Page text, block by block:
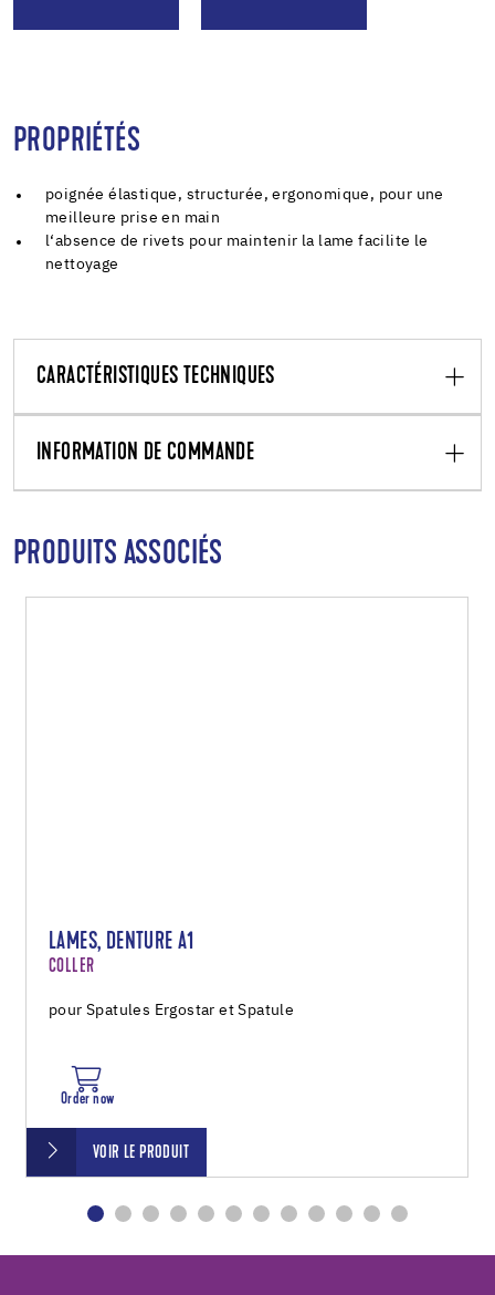
PROPRIÉTÉS
poignée élastique, structurée, ergonomique, pour une
meilleure prise en main
l‘absence de rivets pour maintenir la lame facilite le
nettoyage
CARACTÉRISTIQUES TECHNIQUES
INFORMATION DE COMMANDE
PRODUITS ASSOCIÉS
LAMES, DENTURE A1
COLLER
pour Spatules Ergostar et Spatule
Order now
VOIR LE PRODUIT